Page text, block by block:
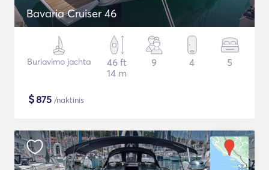
Bavaria Cruiser 46
Buriavimo jachta
46 ft
14 m
9 4 5
$875 /naktinis